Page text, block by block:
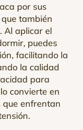
por sus
también
Al aplicar el
puedes
facilitando la
la calidad
para
convierte en
que enfrentan